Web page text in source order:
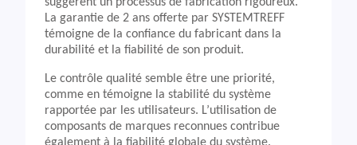
La garantie de 2 ans offerte par SYSTEMTREFF
témoigne de la confiance du fabricant dans la
durabilité et la fiabilité de son produit.
Le contrôle qualité semble être une priorité,
comme en témoigne la stabilité du système
rapportée par les utilisateurs. L’utilisation de
composants de marques reconnues contribue